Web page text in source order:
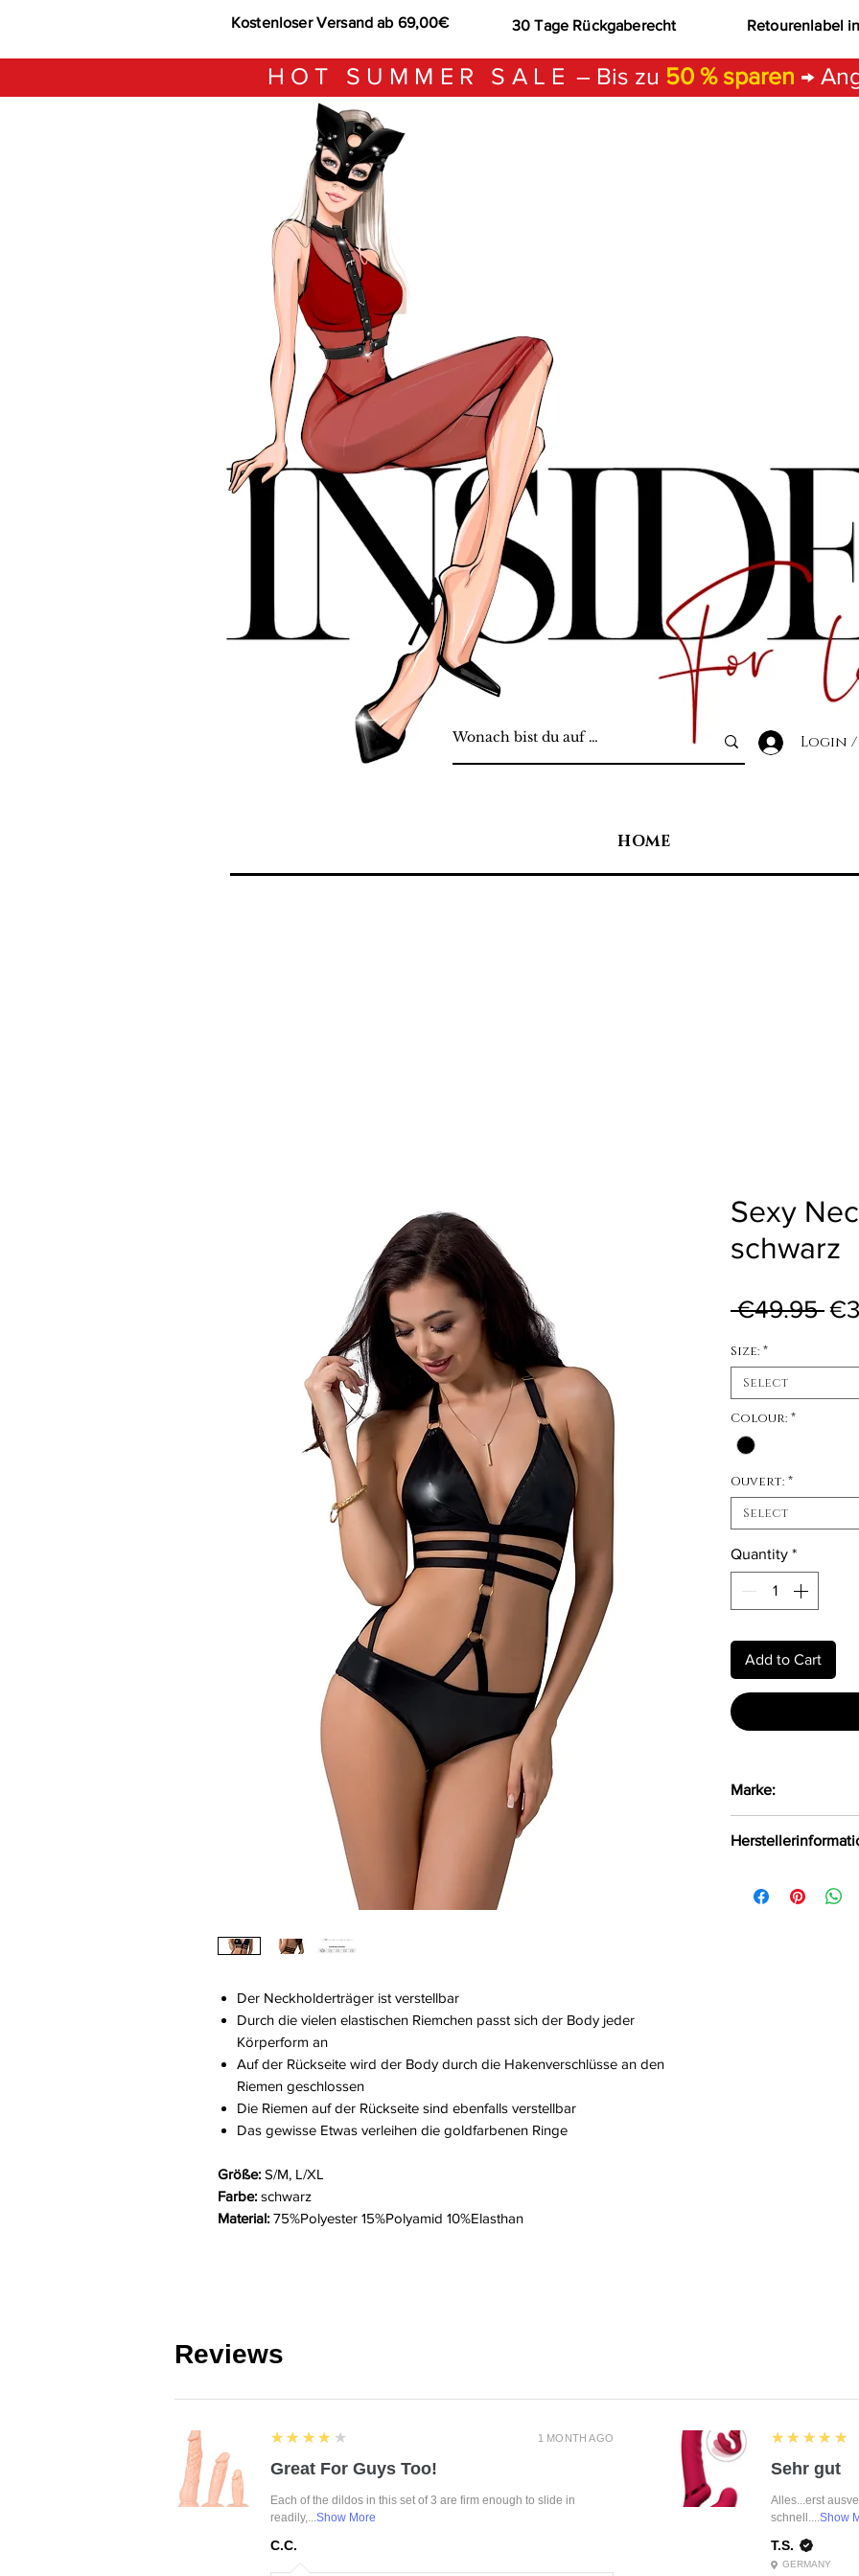
Kostenloser Versand ab 69,00€ 30 Tage Rückgaberecht Retourenlabel
HOT SUMMER SALE – Bis zu 50 % sparen →
Login /
HOME
Der Neckholderträger ist verstellbar
Durch die vielen elastischen Riemchen passt sich der Body jeder
Körperform an
Auf der Rückseite wird der Body durch die Hakenverschlüsse an den
Riemen geschlossen
Die Riemen auf der Rückseite sind ebenfalls verstellbar
Das gewisse Etwas verleihen die goldfarbenen Ringe
Größe: S/M, L/XL
Farbe: schwarz
Material: 75%Polyester 15%Polyamid 10%Elasthan
Sexy
schwarz
€49.95
Size: *
Select
Colour: *
Ouvert: *
Select
Quantity *
Add to Cart
Marke:
Ul. Siemońska 11
Reviews
1 MONTH AGO
4
★★★★★
Great For Guys Too!
Each of the dildos in this set of 3 are firm enough to slide in
readily,...Show More
C.C.
5
★★★★★
Sehr gut
Alles...erst
schnell....Show
T.S.
GERMANY